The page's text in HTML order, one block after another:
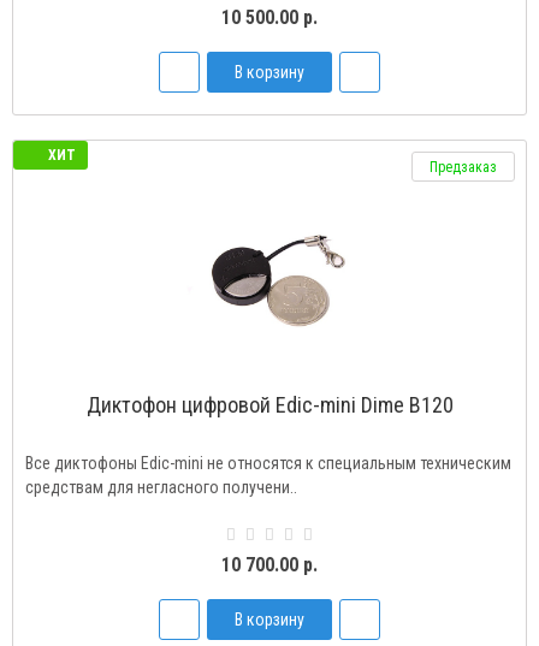
10 500.00 р.
В корзину
ХИТ
Предзаказ
Диктофон цифровой Edic-mini Dime B120
Все диктофоны Edic-mini не относятся к специальным техническим
средствам для негласного получени..
10 700.00 р.
В корзину